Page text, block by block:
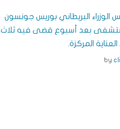
e
n
g
e
الوزراء البريطاني بوريس جونسون
بعد أسبوع قضى فيه ثلاث
المركزة.
by